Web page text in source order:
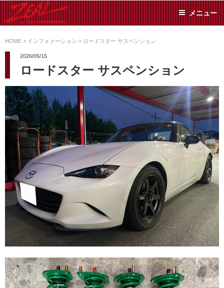
ン
ツ
ス
キ
ッ
プ
SUMIYAMA
た日常メンテから各種チ
ューニングまで、車に関
リーでお任せください!
メニュー
HOME > インフォメーション > ロードスター サスペンション
2026/05/15
ロードスター サスペンション